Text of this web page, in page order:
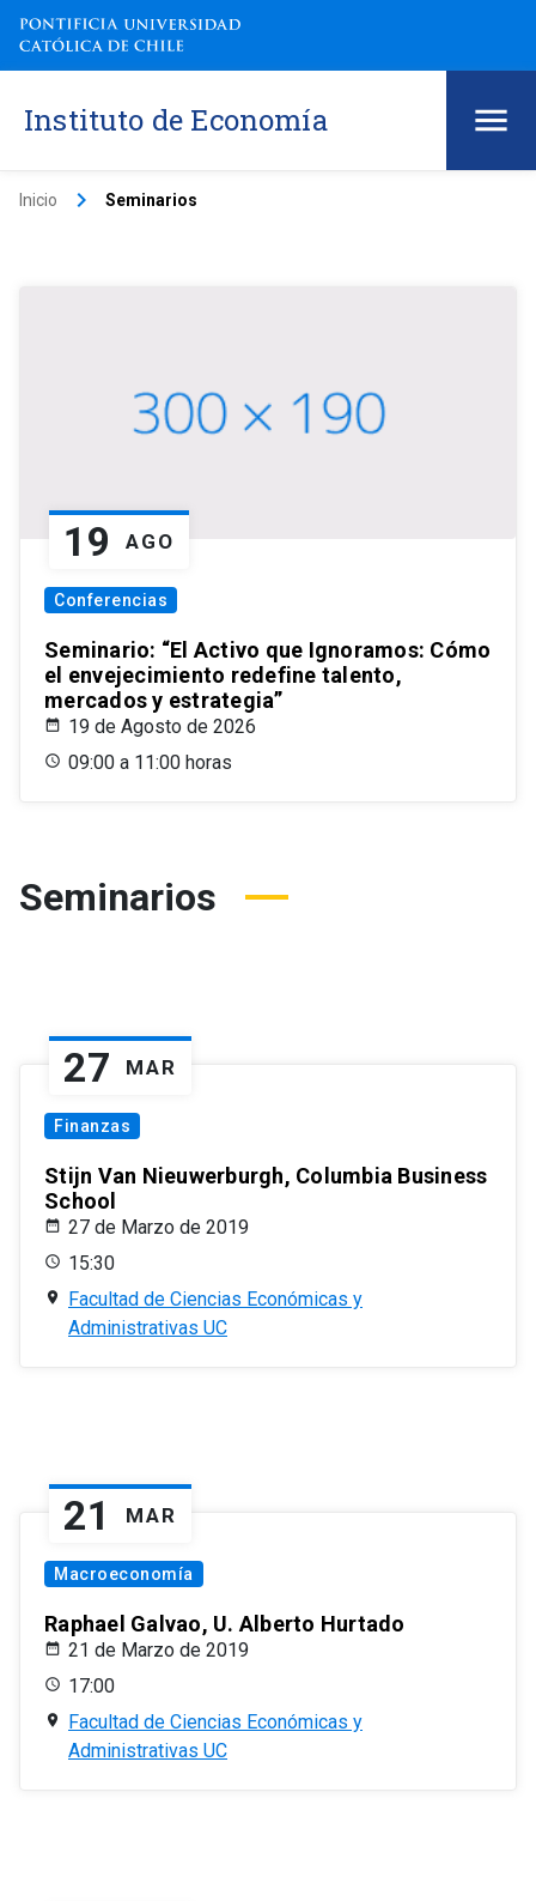
Instituto de Economía
Inicio keyboard_arrow_right Seminarios
19 AGO
Conferencias
Seminario: “El Activo que Ignoramos: Cómo
el envejecimiento redefine talento,
mercados y estrategia”
19 de Agosto de 2026
09:00 a 11:00 horas
Seminarios
27 MAR
Finanzas
Stijn Van Nieuwerburgh, Columbia Business
School
27 de Marzo de 2019
15:30
Facultad de Ciencias Económicas y
Administrativas UC
21 MAR
Macroeconomía
Raphael Galvao, U. Alberto Hurtado
21 de Marzo de 2019
17:00
Facultad de Ciencias Económicas y
Administrativas UC